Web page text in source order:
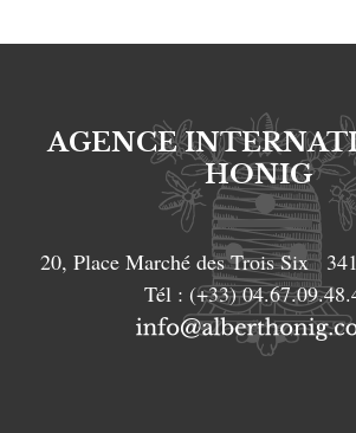
AGENCE
HONIG
20, Place Marché des Trois Six
Tél : (+33)